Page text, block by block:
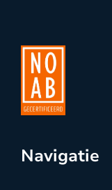
Navigatie